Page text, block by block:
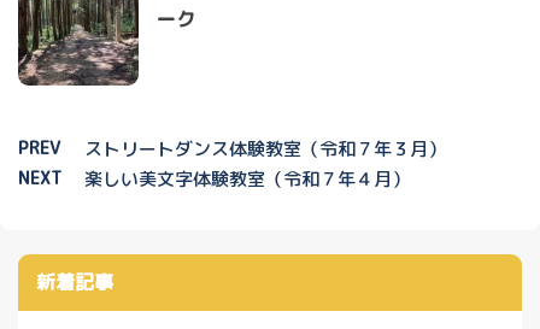
ーク
PREV ストリートダンス体験教室（令和７年３月）
NEXT 楽しい美文字体験教室（令和７年４月）
新着記事